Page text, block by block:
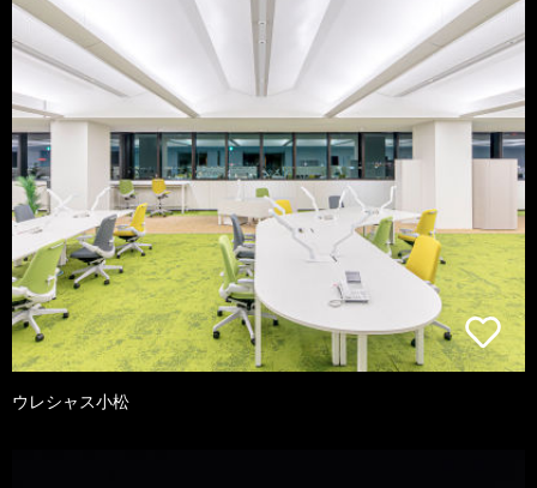
ウレシャス小松